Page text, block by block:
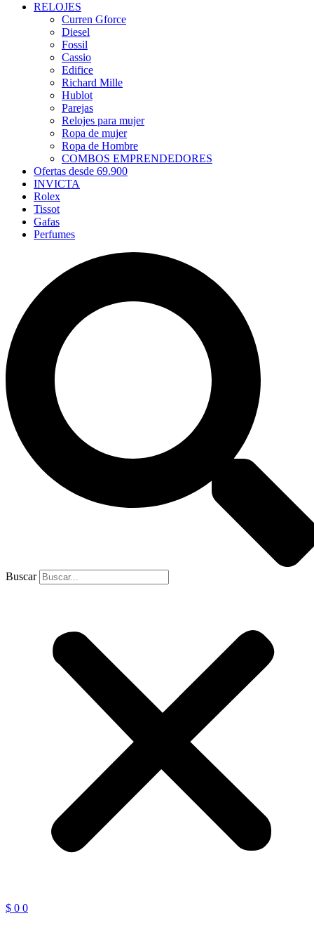
RELOJES
Curren Gforce
Diesel
Fossil
Cassio
Edifice
Richard Mille
Hublot
Parejas
Relojes para mujer
Ropa de mujer
Ropa de Hombre
COMBOS EMPRENDEDORES
Ofertas desde 69.900
INVICTA
Rolex
Tissot
Gafas
Perfumes
Buscar
$ 0 0